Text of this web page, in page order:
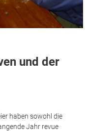
und der
haben sowohl die
Jahr revue